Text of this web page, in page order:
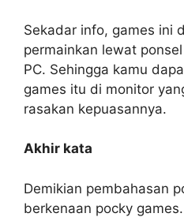
Sekadar info, games ini
permainkan lewat
PC. Sehingga kamu
games itu di monitor
rasakan kepuasannya.
Akhir kata
Demikian pembahasan
berkenaan pocky